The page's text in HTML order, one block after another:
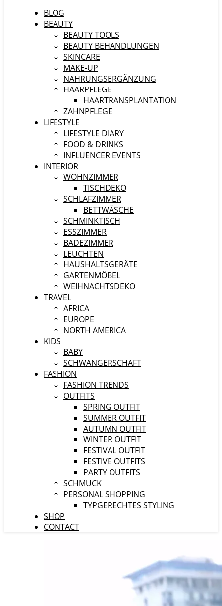
BLOG
BEAUTY
BEAUTY TOOLS
BEAUTY BEHANDLUNGEN
SKINCARE
MAKE-UP
NAHRUNGSERGÄNZUNG
HAARPFLEGE
HAARTRANSPLANTATION
ZAHNPFLEGE
LIFESTYLE
LIFESTYLE DIARY
FOOD & DRINKS
INFLUENCER EVENTS
INTERIOR
WOHNZIMMER
TISCHDEKO
SCHLAFZIMMER
BETTWÄSCHE
SCHMINKTISCH
ESSZIMMER
BADEZIMMER
LEUCHTEN
HAUSHALTSGERÄTE
GARTENMÖBEL
WEIHNACHTSDEKO
TRAVEL
AFRICA
EUROPE
NORTH AMERICA
KIDS
BABY
SCHWANGERSCHAFT
FASHION
FASHION TRENDS
OUTFITS
SPRING OUTFIT
SUMMER OUTFIT
AUTUMN OUTFIT
WINTER OUTFIT
FESTIVAL OUTFIT
FESTIVE OUTFITS
PARTY OUTFITS
SCHMUCK
PERSONAL SHOPPING
TYPGERECHTES STYLING
SHOP
CONTACT